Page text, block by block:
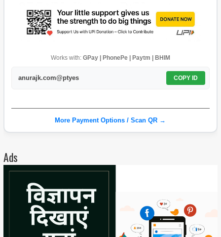
Works with: GPay | PhonePe | Paytm | BHIM
anurajk.com@ptyes COPY ID
More Payment Options / Scan QR →
Ads